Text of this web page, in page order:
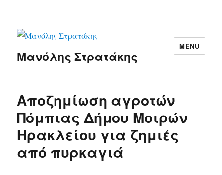
Μανόλης Στρατάκης
MENU
Αποζημίωση αγροτών
Πόμπιας Δήμου Μοιρών
Ηρακλείου για ζημιές
από πυρκαγιά